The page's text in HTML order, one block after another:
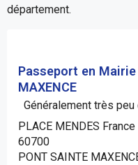
département.
Passeport en Mairie
MAXENCE
Généralement très
PLACE MENDES France
60700
PONT SAINTE